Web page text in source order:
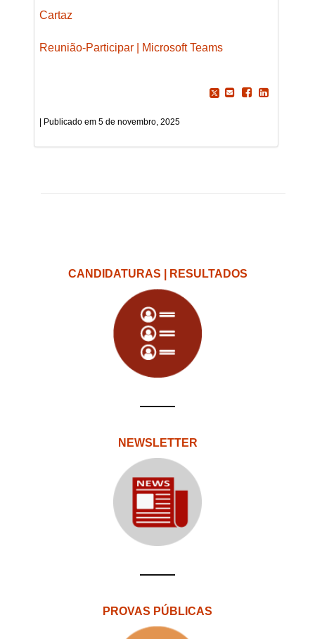
Cartaz
Reunião-Participar | Microsoft Teams
5 de novembro, 2025
CANDIDATURAS | RESULTADOS
NEWSLETTER
PROVAS PÚBLICAS